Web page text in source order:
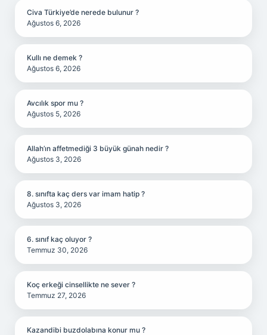
Civa Türkiye’de nerede bulunur ?
Ağustos 6, 2026
Kullı ne demek ?
Ağustos 6, 2026
Avcılık spor mu ?
Ağustos 5, 2026
Allah’ın affetmediği 3 büyük günah nedir ?
Ağustos 3, 2026
8. sınıfta kaç ders var imam hatip ?
Ağustos 3, 2026
6. sınıf kaç oluyor ?
Temmuz 30, 2026
Koç erkeği cinsellikte ne sever ?
Temmuz 27, 2026
Kazandibi buzdolabına konur mu ?